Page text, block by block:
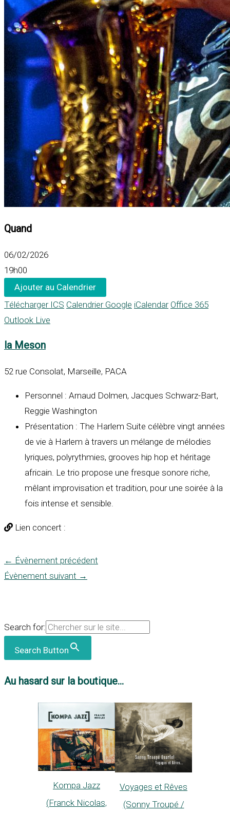
Quand
06/02/2026
19h00
Ajouter au Calendrier
Télécharger ICS Calendrier Google iCalendar Office 365
Outlook Live
la Meson
52 rue Consolat, Marseille, PACA
Personnel : Arnaud Dolmen, Jacques Schwarz-Bart,
Reggie Washington
Présentation : The Harlem Suite célèbre vingt années
de vie à Harlem à travers un mélange de mélodies
lyriques, polyrythmies, grooves hip hop et héritage
africain. Le trio propose une fresque sonore riche,
mêlant improvisation et tradition, pour une soirée à la
fois intense et sensible.
Lien concert :
← Évènement précédent
Évènement suivant →
Search for:
Search Button
Au hasard sur la boutique...
Kompa Jazz
(Franck Nicolas,
Voyages et Rêves
(Sonny Troupé /